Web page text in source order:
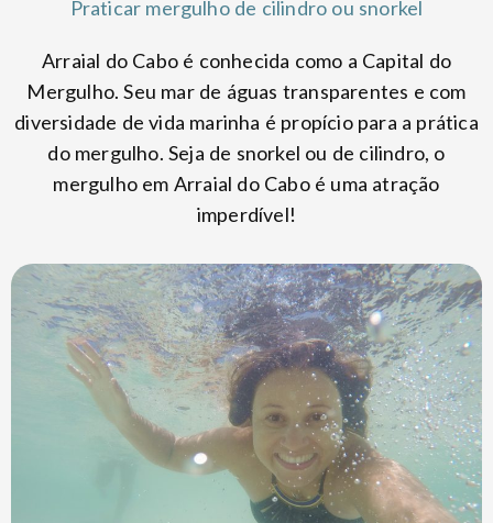
Praticar mergulho de cilindro ou snorkel
Arraial do Cabo é conhecida como a Capital do
Mergulho. Seu mar de águas transparentes e com
diversidade de vida marinha é propício para a prática
do mergulho. Seja de snorkel ou de cilindro, o
mergulho em Arraial do Cabo é uma atração
imperdível!